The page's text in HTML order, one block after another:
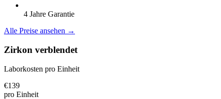
4 Jahre Garantie
Alle Preise ansehen →
Zirkon verblendet
Laborkosten pro Einheit
€139
pro Einheit